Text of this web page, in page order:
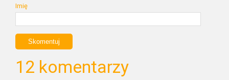
Imię
12 komentarzy